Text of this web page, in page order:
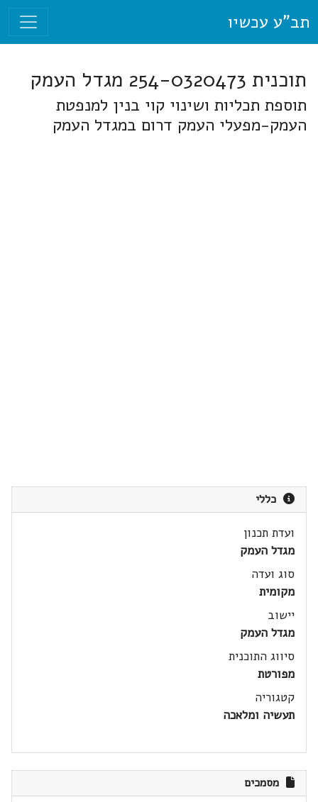
תב"ע עכשיו
תוכנית 254-0320473 מגדל העמק
תוספת תכליות ושינוי קוי בנין למנפטת
העמק-מפעלי העמק דרום במגדל העמק
כללי
ועדת תכנון
מגדל העמק
סוג ועדה
מקומית
יישוב
מגדל העמק
סיווג התוכנית
מפורטת
קטגוריה
תעשיה ומלאכה
מסמכים